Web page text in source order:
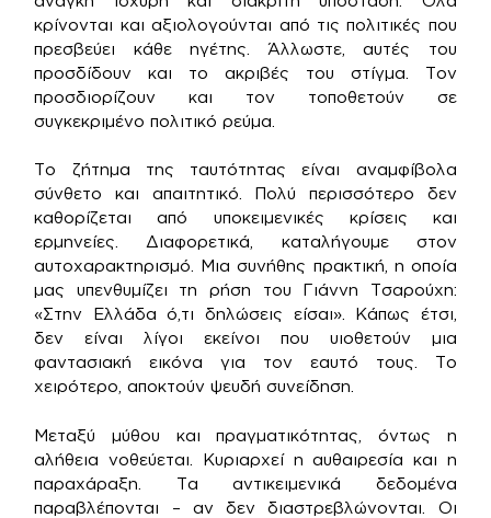
κρίνονται και αξιολογούνται από τις πολιτικές που
πρεσβεύει κάθε ηγέτης. Άλλωστε, αυτές του
προσδίδουν και το ακριβές του στίγμα. Τον
προσδιορίζουν και τον τοποθετούν σε
συγκεκριμένο πολιτικό ρεύμα.
Το ζήτημα της ταυτότητας είναι αναμφίβολα
σύνθετο και απαιτητικό. Πολύ περισσότερο δεν
καθορίζεται από υποκειμενικές κρίσεις και
ερμηνείες. Διαφορετικά, καταλήγουμε στον
αυτοχαρακτηρισμό. Μια συνήθης πρακτική, η οποία
μας υπενθυμίζει τη ρήση του Γιάννη Τσαρούχη:
«Στην Ελλάδα ό,τι δηλώσεις είσαι». Κάπως έτσι,
δεν είναι λίγοι εκείνοι που υιοθετούν μια
φαντασιακή εικόνα για τον εαυτό τους. Το
χειρότερο, αποκτούν ψευδή συνείδηση.
Μεταξύ μύθου και πραγματικότητας, όντως η
αλήθεια νοθεύεται. Κυριαρχεί η αυθαιρεσία και η
παραχάραξη. Τα αντικειμενικά δεδομένα
παραβλέπονται – αν δεν διαστρεβλώνονται. Οι